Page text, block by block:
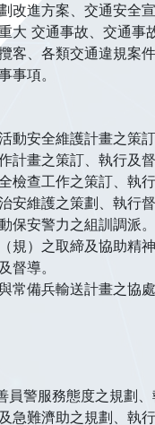
改進方案、交通安全
大 交通事故、交通事
客、各類交通違規案
事項。
動安全維護計畫之策訂
計畫之策訂、執行及督
檢查工作之策訂、執行
安維護之策劃、執行督
保安警力之組訓調派。
規）之取締及協助精
督導。
常備兵輸送計畫之協
警服務態度之規劃、
急難濟助之規劃、執行